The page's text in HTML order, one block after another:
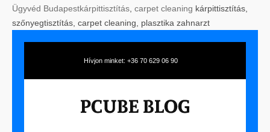
Ügyvéd Budapestkárpittisztítás carpet cleaning kárpittisztítás,
szőnyegtisztítás, carpet cleaning, plasztika zahnarzt
Hívjon minket: +36 70 629 06 90